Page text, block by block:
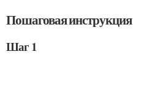
Пошаговая инструкция
Шаг 1